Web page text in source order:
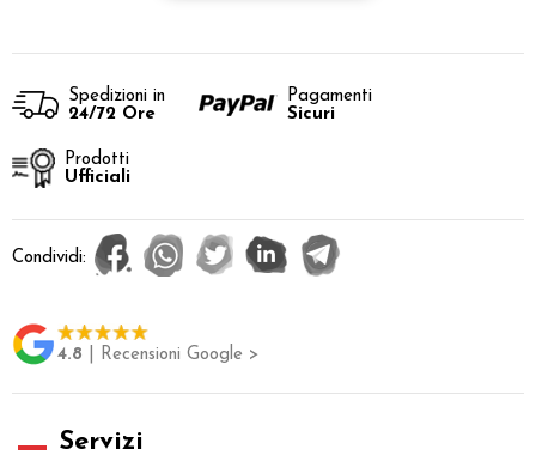
Spedizioni in
24/72 Ore
Pagamenti
Sicuri
Prodotti
Ufficiali
Condividi:
4.8 | Recensioni Google >
Servizi